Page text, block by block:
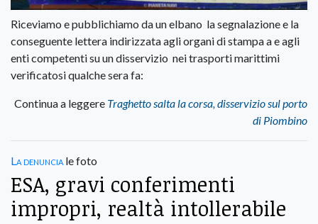
Riceviamo e pubblichiamo da un elbano la segnalazione e la
conseguente lettera indirizzata agli organi di stampa a e agli
enti competenti su un disservizio nei trasporti marittimi
verificatosi qualche sera fa:
Continua a leggere Traghetto salta la corsa, disservizio sul porto
di Piombino
La denuncia le foto
ESA, gravi conferimenti
impropri, realtà intollerabile